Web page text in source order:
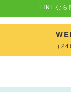
LINEなら
（